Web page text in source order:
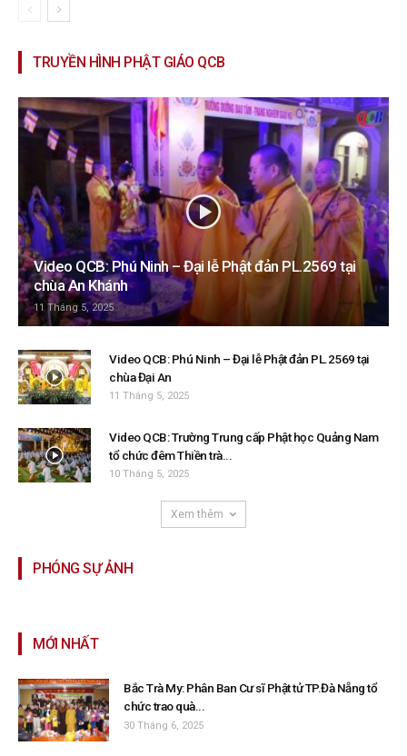
TRUYỀN HÌNH PHẬT GIÁO QCB
Video QCB: Phú Ninh – Đại lễ Phật đản PL.2569 tại
chùa An Khánh
11 Tháng 5, 2025
Video QCB: Phú Ninh – Đại lễ Phật đản PL.2569 tại
chùa Đại An
11 Tháng 5, 2025
Video QCB: Trường Trung cấp Phật học Quảng Nam
tổ chức đêm Thiền trà...
10 Tháng 5, 2025
Xem thêm
PHÓNG SỰ ẢNH
MỚI NHẤT
Bắc Trà My: Phân Ban Cư sĩ Phật tử TP.Đà Nẵng tổ
chức trao quà...
30 Tháng 6, 2025